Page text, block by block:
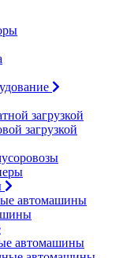
загрузкой
загрузкой
автомашины
автомашины